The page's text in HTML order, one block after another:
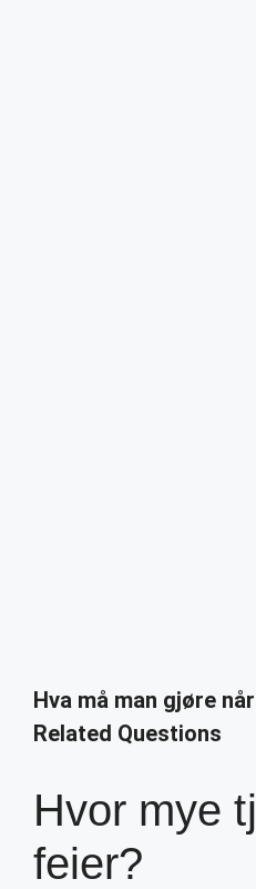
Hva må man gjøre
Related Questions
Hvor mye
feier?